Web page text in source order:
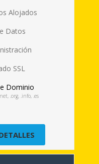
Alojados
Datos
SSL
Dominio
.org, .info, .es